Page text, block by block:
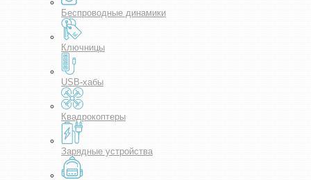
Беспроводные динамики
Ключницы
USB-хабы
Квадрокоптеры
Зарядные устройства